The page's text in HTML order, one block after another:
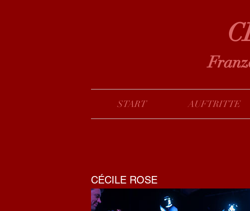
START AUFTRITTE
​CÉCILE ROSE